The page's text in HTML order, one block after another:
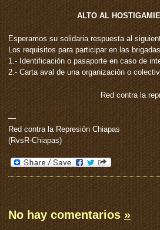
ALTO AL
Esperamos su solidaria respuesta al
Los requisitos para participar en las
1.- Identificación o pasaporte en caso de
2.- Carta aval de una organización o
Red contra la
—
Red contra la Represión Chiapas
(RvsR-Chiapas)
No hay comentarios»